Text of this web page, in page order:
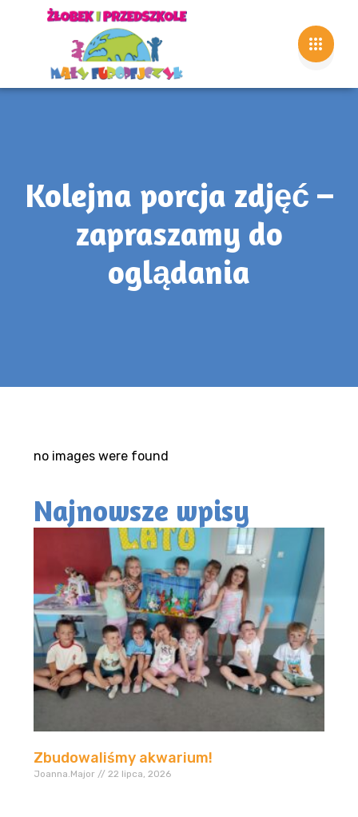
Kolejna porcja zdjęć –
zapraszamy do
oglądania
no images were found
Najnowsze wpisy
Zbudowaliśmy akwarium!
Joanna.Major 22 lipca, 2026